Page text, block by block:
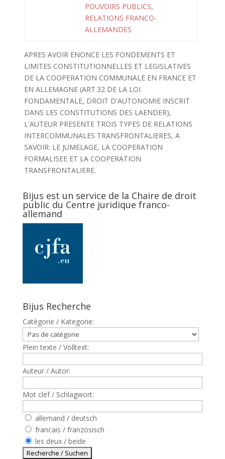
POUVOIRS PUBLICS,
RELATIONS FRANCO-
ALLEMANDES
APRES AVOIR ENONCE LES FONDEMENTS ET
LIMITES CONSTITUTIONNELLES ET LEGISLATIVES
DE LA COOPERATION COMMUNALE EN FRANCE ET
EN ALLEMAGNE (ART.32 DE LA LOI
FONDAMENTALE, DROIT D'AUTONOMIE INSCRIT
DANS LES CONSTITUTIONS DES LAENDER),
L'AUTEUR PRESENTE TROIS TYPES DE RELATIONS
INTERCOMMUNALES TRANSFRONTALIERES, A
SAVOIR: LE JUMELAGE, LA COOPERATION
FORMALISEE ET LA COOPERATION
TRANSFRONTALIERE.
Bijus est un service de la Chaire de droit
public du Centre juridique franco-
allemand
Bijus Recherche
Catègorie / Kategorie:
Plein texte / Volltext:
Auteur / Autor:
Mot clef / Schlagwort:
allemand / deutsch
francais / französisch
les deux / beide